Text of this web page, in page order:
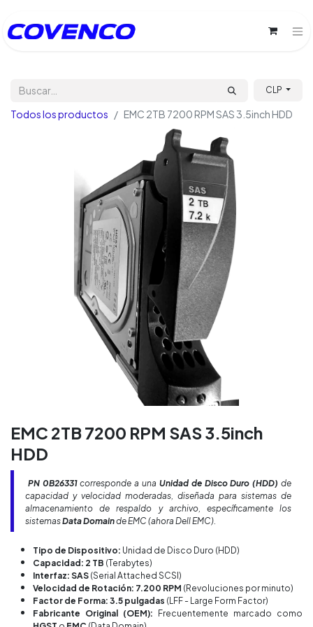
CLP
Todos los productos EMC 2TB 7200 RPM SAS 3.5inch HDD
EMC 2TB 7200 RPM SAS 3.5inch
HDD
PN 0B26331corresponde a una Unidad de Disco Duro (HDD) de
capacidad y velocidad moderadas, diseñada para sistemas de
almacenamiento de respaldo y archivo, específicamente los
sistemasData Domainde EMC (ahora Dell EMC).
Tipo de Dispositivo: Unidad de Disco Duro (HDD)
Capacidad: 2 TB (Terabytes)
Interfaz: SAS (Serial Attached SCSI)
Velocidad de Rotación: 7.200 RPM (Revoluciones por minuto)
Factor de Forma: 3.5 pulgadas (LFF - Large Form Factor)
Fabricante Original (OEM):
Frecuentemente marcado como